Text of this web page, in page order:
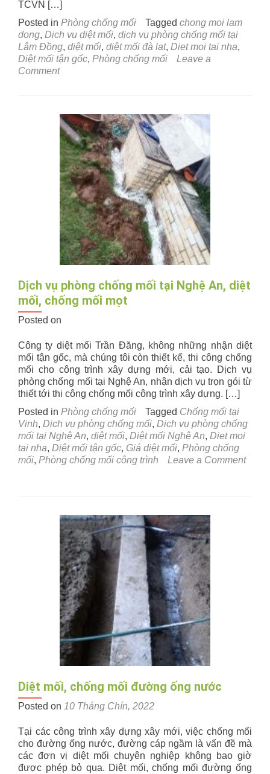
TCVN […]
Posted in Phòng chống mối Tagged chong moi lam
dong, Dịch vụ diệt mối, dịch vụ phòng chống mối tại
Lâm Đồng, diệt mối, diệt mối đà lạt, Diet moi tai nha,
Diệt mối tận gốc, Phòng chống mối
Leave a
Commenton
chống
mối
tại
Lâm
Đồng
–
Diệt
mối,
chống
mối
giá
rẻ
Dịch vụ phòng chống mối tại Nghệ An, diệt
mối, chống mối mọt
Posted on
Công ty diệt mối Trần Đăng, không những nhận diệt
mối tận gốc, mà chúng tôi còn thiết kế, thi công chống
mối cho công trình xây dựng mới, cải tạo. Dịch vụ
phòng chống mối tại Nghệ An, nhận dịch vụ trọn gói từ
thiết tới thi công chống mối công trình xây dựng. […]
Posted in Phòng chống mối Tagged Chống mối tại
Vinh, Dịch vụ phòng chống mối, Dịch vụ phòng chống
mối tại Nghệ An, diệt mối, Diệt mối Nghệ An, Diet moi
tai nha, Diệt mối tận gốc, Giá diệt mối, Phòng chống
mối, Phòng chống mối công trình
Leave a Comment
Diệt mối, chống mối đường ống nước
Posted on 10 Tháng Chín, 2022
Tại các công trình xây dựng xây mới, việc chống mối
cho đường ống nước, đường cáp ngầm là vấn đề mà
các đơn vị diệt mối chuyên nghiệp không bao giờ
được phép bỏ qua. Diệt mối, chống mối đường ống